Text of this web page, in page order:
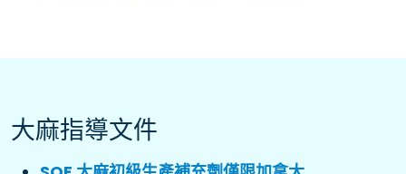
大麻指導文件